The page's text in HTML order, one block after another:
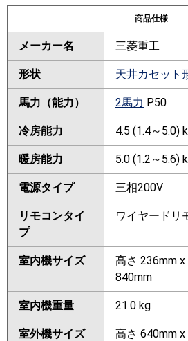
商品仕様
メーカー名 三菱重工
形状 天井カセット
馬力（能力） 2馬力 P50
冷房能力 4.5 (1.4～5.0)
暖房能力 5.0 (1.2～5.6)
電源タイプ 三相200V
リモコンタイ
プ
ワイヤードリ
室内機サイズ
高さ 236mm
840mm
室内機重量 21.0 kg
室外機サイズ
高さ 640mm